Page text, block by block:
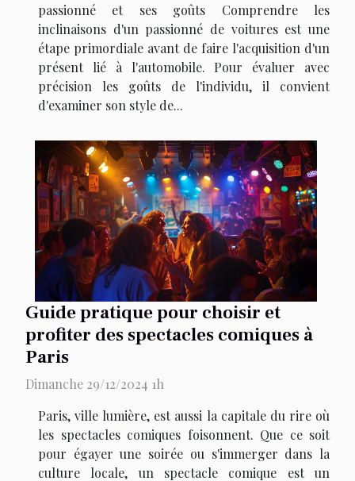
passionné et ses goûts Comprendre les
inclinaisons d'un passionné de voitures est une
étape primordiale avant de faire l'acquisition d'un
présent lié à l'automobile. Pour évaluer avec
précision les goûts de l'individu, il convient
d'examiner son style de...
Guide pratique pour choisir et
profiter des spectacles comiques à
Paris
Dimanche 29/12/2024 1h
Paris, ville lumière, est aussi la capitale du rire où
les spectacles comiques foisonnent. Que ce soit
pour égayer une soirée ou s'immerger dans la
culture locale, un spectacle comique est un